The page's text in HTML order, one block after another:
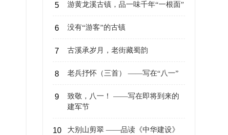
5 游黄龙溪古镇，品一味千年“一根面”
6 没有“游客”的古镇
7 古溪承岁月，老街藏蜀韵
8 老兵抒怀（三首） ——写在“八一”
9
致敬，八一！ ——写在即将到来的
建军节
10
大别山剪翠 ——品读《中华建设》